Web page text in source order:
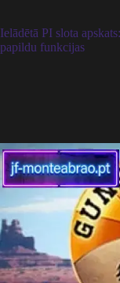
Ielādētā PI slota
papildu funkcijas